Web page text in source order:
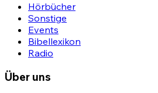
Hörbücher
Sonstige
Events
Bibellexikon
Radio
Über uns